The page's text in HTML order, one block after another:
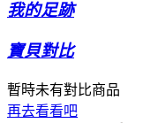
我的足跡
寶貝對比
暫時未有對比商品
再去看看吧